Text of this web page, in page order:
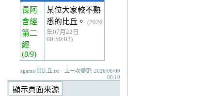
長阿
含經
第二
經
(8/9)
某位大家較不熟
悉的比丘。
(2026
年07月22日
00:50:03)
agama/異比丘.txt · 上一次變更: 2026/08/09
00:10